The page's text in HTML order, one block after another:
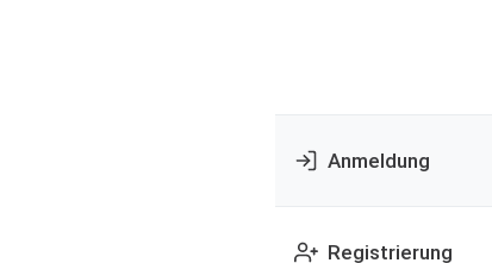
Anmeldung
Registrierung